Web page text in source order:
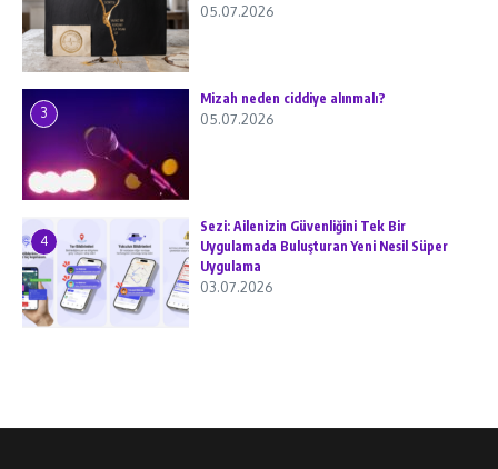
05.07.2026
3
Mizah neden ciddiye alınmalı?
05.07.2026
4
Sezi: Ailenizin Güvenliğini Tek Bir
Uygulamada Buluşturan Yeni Nesil Süper
Uygulama
03.07.2026